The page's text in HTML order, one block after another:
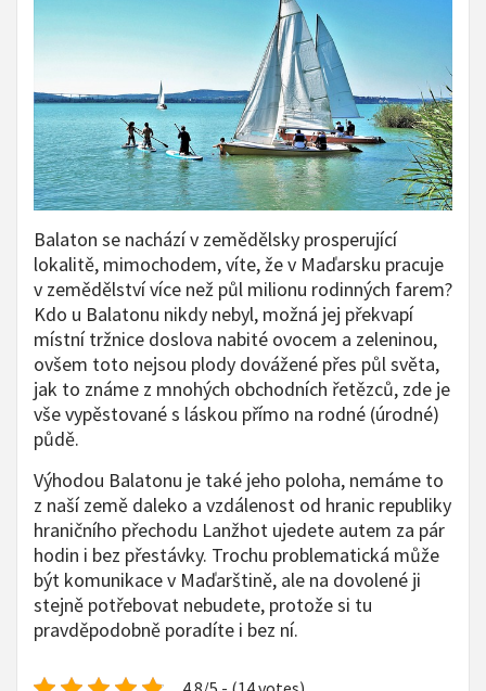
Balaton se nachází v zemědělsky prosperující
lokalitě, mimochodem, víte, že v Maďarsku pracuje
v zemědělství více než půl milionu rodinných farem?
Kdo u Balatonu nikdy nebyl, možná jej překvapí
místní tržnice doslova nabité ovocem a zeleninou,
ovšem toto nejsou plody dovážené přes půl světa,
jak to známe z mnohých obchodních řetězců, zde je
vše vypěstované s láskou přímo na rodné (úrodné)
půdě.
Výhodou Balatonu je také jeho poloha, nemáme to
z naší země daleko a vzdálenost od hranic republiky
hraničního přechodu Lanžhot ujedete autem za pár
hodin i bez přestávky. Trochu problematická může
být komunikace v Maďarštině, ale na dovolené ji
stejně potřebovat nebudete, protože si tu
pravděpodobně poradíte i bez ní.